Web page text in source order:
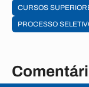
CURSOS
PROCESSO